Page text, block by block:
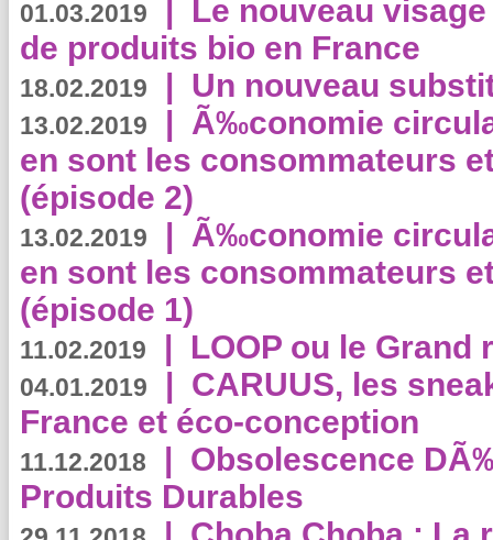
01.03.2019
Le nouveau
de produits bio en France
18.02.2019 | Un nouveau
13.02.2019 | Ã‰conomie
en sont les consommateurs
(épisode 2)
13.02.2019 | Ã‰conomie
en sont les consommateurs
(épisode 1)
11.02.2019 | LOOP ou le Grand
04.01.2019 | CARUUS, les
France et éco-conception
11.12.2018 | Obsolescence
Produits Durables